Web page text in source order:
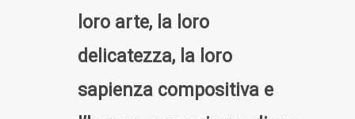
loro arte, la loro
delicatezza, la loro
sapienza compositiva e